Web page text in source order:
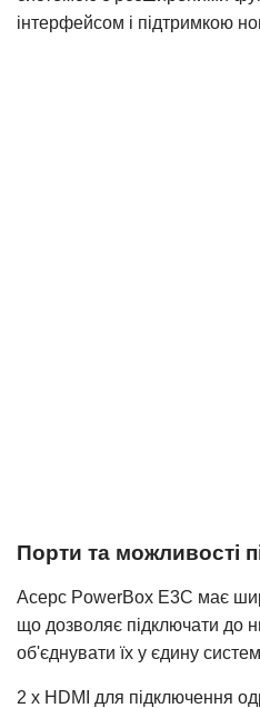
інтерфейсом і підтримкою
Порти та можливості
Acepc PowerBox E3C має
що дозволяє підключати до
об'єднувати їх у єдину
2 x HDMI для підключення